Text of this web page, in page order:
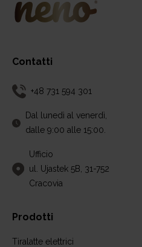
Contatti
+48 731 594 301
Dal lunedì al venerdì,
dalle 9:00 alle 15:00.
Ufficio
ul. Ujastek 5B, 31-752
Cracovia
Prodotti
Tiralatte elettrici